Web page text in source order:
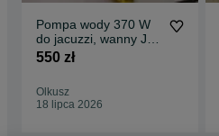
Pompa wody 370 W
do jacuzzi, wanny JA-
50
550 zł
Olkusz
18 lipca 2026